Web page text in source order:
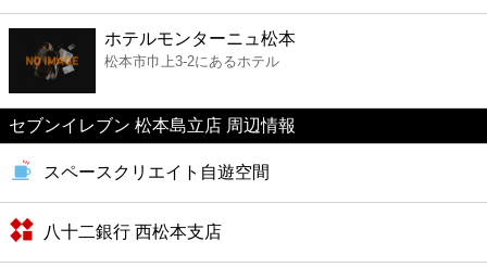
ファーストフード
カフェ
ショッピング
公共
ホテルモンターニュ松本
松本市巾上3-2にあるホテル
セブンイレブン 松本島立店 周辺情報
スペースクリエイト自遊空間
八十二銀行 西松本支店